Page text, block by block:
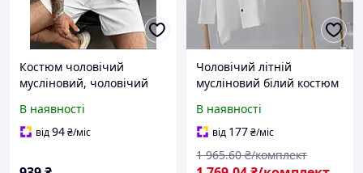
Костюм чоловічий
мусліновий, чоловічий
шорти чоловічий літній
костюм Білий, 54-56
В наявності
від94₴/міс
Чоловічий літній
мусліновий білий костюм
капюшоном+шорти) Mrou
В наявності
від 177₴/міс
1 965.60 ₴/комплект